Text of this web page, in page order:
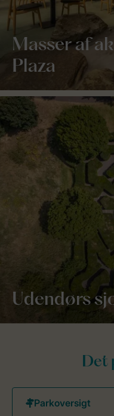
Masser af
Plaza
Udendørs
Det